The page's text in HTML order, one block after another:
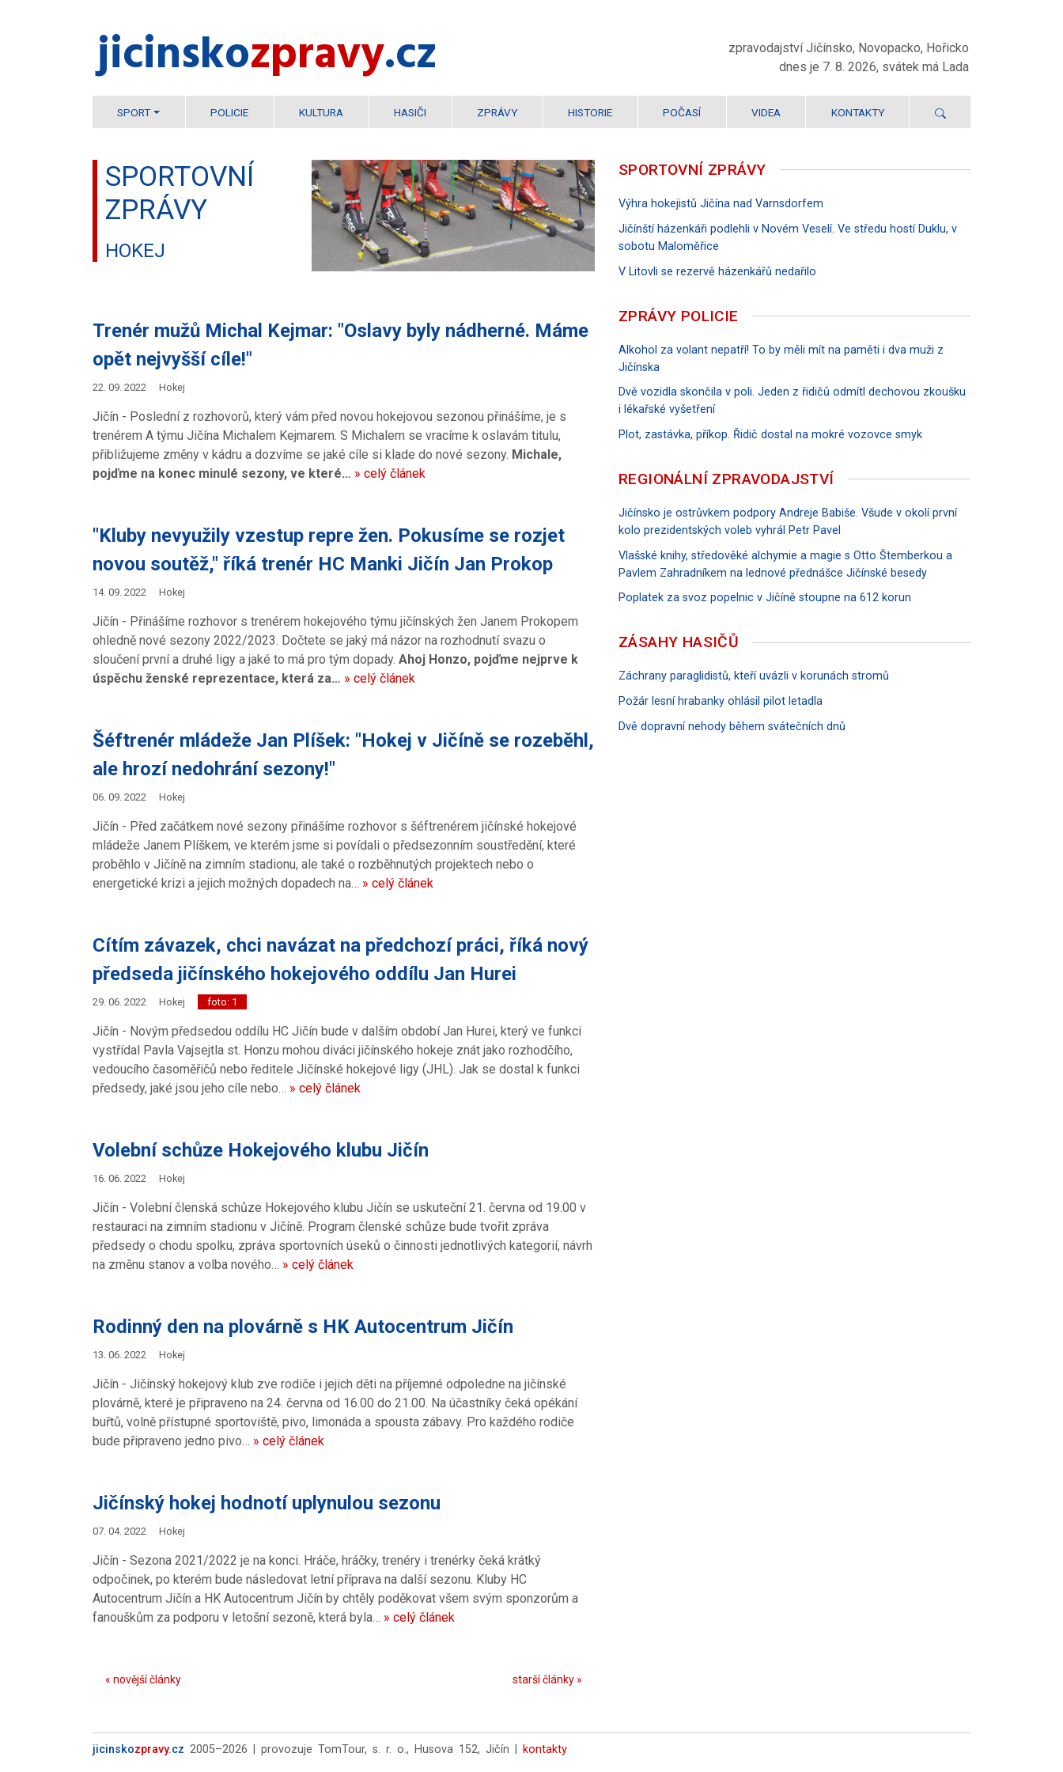
jicinsko​zpravy.cz
zpravodajství Jičínsko, Novopacko, Hořicko
dnes je 7. 8. 2026, svátek má Lada
SPORT POLICIE KULTURA HASIČI ZPRÁVY HISTORIE POČASÍ VIDEA KONTAKTY
SPORTOVNÍ
ZPRÁVY
HOKEJ
Trenér mužů Michal Kejmar: "Oslavy byly nádherné. Máme
opět nejvyšší cíle!"
22. 09. 2022 Hokej
Jičín - Poslední z rozhovorů, který vám před novou hokejovou sezonou přinášíme, je s
trenérem A týmu Jičína Michalem Kejmarem. S Michalem se vracíme k oslavám titulu,
přibližujeme změny v kádru a dozvíme se jaké cíle si klade do nové sezony. Michale,
pojďme na konec minulé sezony, ve které… » celý článek
"Kluby nevyužily vzestup repre žen. Pokusíme se rozjet
novou soutěž," říká trenér HC Manki Jičín Jan Prokop
14. 09. 2022 Hokej
Jičín - Přinášíme rozhovor s trenérem hokejového týmu jičínských žen Janem Prokopem
ohledně nové sezony 2022/2023. Dočtete se jaký má názor na rozhodnutí svazu o
sloučení první a druhé ligy a jaké to má pro tým dopady. Ahoj Honzo, pojďme nejprve k
úspěchu ženské reprezentace, která za… » celý článek
Šéftrenér mládeže Jan Plíšek: "Hokej v Jičíně se rozeběhl,
ale hrozí nedohrání sezony!"
06. 09. 2022 Hokej
Jičín - Před začátkem nové sezony přinášíme rozhovor s šéftrenérem jičínské hokejové
mládeže Janem Plíškem, ve kterém jsme si povídali o předsezonním soustředění, které
proběhlo v Jičíně na zimním stadionu, ale také o rozběhnutých projektech nebo o
energetické krizi a jejich možných dopadech na… » celý článek
Cítím závazek, chci navázat na předchozí práci, říká nový
předseda jičínského hokejového oddílu Jan Hurei
29. 06. 2022 Hokej foto: 1
Jičín - Novým předsedou oddílu HC Jičín bude v dalším období Jan Hurei, který ve funkci
vystřídal Pavla Vajsejtla st. Honzu mohou diváci jičínského hokeje znát jako rozhodčího,
vedoucího časoměřičů nebo ředitele Jičínské hokejové ligy (JHL). Jak se dostal k funkci
předsedy, jaké jsou jeho cíle nebo… » celý článek
Volební schůze Hokejového klubu Jičín
16. 06. 2022 Hokej
Jičín - Volební členská schůze Hokejového klubu Jičín se uskuteční 21. června od 19.00 v
restauraci na zimním stadionu v Jičíně. Program členské schůze bude tvořit zpráva
předsedy o chodu spolku, zpráva sportovních úseků o činnosti jednotlivých kategorií, návrh
na změnu stanov a volba nového… » celý článek
Rodinný den na plovárně s HK Autocentrum Jičín
13. 06. 2022 Hokej
Jičín - Jičínský hokejový klub zve rodiče i jejich děti na příjemné odpoledne na jičínské
plovárně, které je připraveno na 24. června od 16.00 do 21.00. Na účastníky čeká opékání
buřtů, volně přístupné sportoviště, pivo, limonáda a spousta zábavy. Pro každého rodiče
bude připraveno jedno pivo… » celý článek
Jičínský hokej hodnotí uplynulou sezonu
07. 04. 2022 Hokej
Jičín - Sezona 2021/2022 je na konci. Hráče, hráčky, trenéry i trenérky čeká krátký
odpočinek, po kterém bude následovat letní příprava na další sezonu. Kluby HC
Autocentrum Jičín a HK Autocentrum Jičín by chtěly poděkovat všem svým sponzorům a
fanouškům za podporu v letošní sezoně, která byla… » celý článek
« novější články starší články »
SPORTOVNÍ ZPRÁVY
Výhra hokejistů Jičína nad Varnsdorfem
Jičínští házenkáři podlehli v Novém Veselí. Ve středu hostí Duklu, v
sobotu Maloměřice
V Litovli se rezervě házenkářů nedařilo
ZPRÁVY POLICIE
Alkohol za volant nepatří! To by měli mít na paměti i dva muži z
Jičínska
Dvě vozidla skončila v poli. Jeden z řidičů odmítl dechovou zkoušku
i lékařské vyšetření
Plot, zastávka, příkop. Řidič dostal na mokré vozovce smyk
REGIONÁLNÍ ZPRAVODAJSTVÍ
Jičínsko je ostrůvkem podpory Andreje Babiše. Všude v okolí první
kolo prezidentských voleb vyhrál Petr Pavel
Vlašské knihy, středověké alchymie a magie s Otto Štemberkou a
Pavlem Zahradníkem na lednové přednášce Jičínské besedy
Poplatek za svoz popelnic v Jičíně stoupne na 612 korun
ZÁSAHY HASIČŮ
Záchrany paraglidistů, kteří uvázli v korunách stromů
Požár lesní hrabanky ohlásil pilot letadla
Dvě dopravní nehody během svátečních dnů
jicinskozpravy.cz 2005–2026 | provozuje TomTour, s. r. o., Husova 152, Jičín | kontakty